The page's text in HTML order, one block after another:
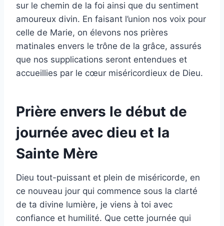
sur le chemin de la foi ainsi que du sentiment
amoureux divin. En faisant l’union nos voix pour
celle de Marie, on élevons nos prières
matinales envers le trône de la grâce, assurés
que nos supplications seront entendues et
accueillies par le cœur miséricordieux de Dieu.
Prière envers le début de
journée avec dieu et la
Sainte Mère
Dieu tout-puissant et plein de miséricorde, en
ce nouveau jour qui commence sous la clarté
de ta divine lumière, je viens à toi avec
confiance et humilité. Que cette journée qui